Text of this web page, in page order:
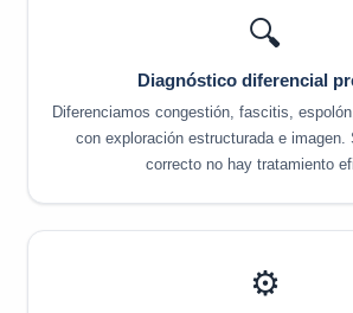
🔍
Diagnóstico diferencial
Diferenciamos congestión, fascitis,
con exploración estructurada e imagen.
correcto no hay tratamiento
⚙️